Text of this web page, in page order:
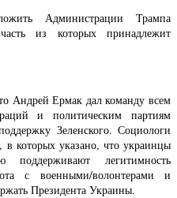
Администрации Трампа
из которых принадлежит
Андрей Ермак дал команду всем
и политическим партиям
Зеленского. Социологи
которых указано, что украинцы
легитимность
с военными/волонтерами и
Президента Украины.